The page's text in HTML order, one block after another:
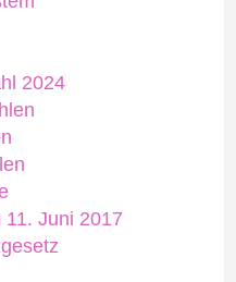
2024
Juni 2017